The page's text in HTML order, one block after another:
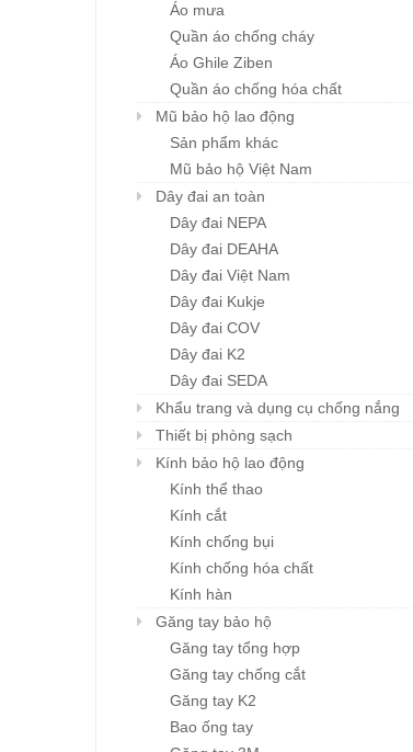
Áo mưa
Quần áo chống cháy
Áo Ghile Ziben
Quần áo chống hóa chất
Mũ bảo hộ lao động
Sản phẩm khác
Mũ bảo hộ Việt Nam
Dây đai an toàn
Dây đai NEPA
Dây đai DEAHA
Dây đai Việt Nam
Dây đai Kukje
Dây đai COV
Dây đai K2
Dây đai SEDA
Khẩu trang và dụng cụ chống nắng
Thiết bị phòng sạch
Kính bảo hộ lao động
Kính thể thao
Kính cắt
Kính chống bụi
Kính chống hóa chất
Kính hàn
Găng tay bảo hộ
Găng tay tổng hợp
Găng tay chống cắt
Găng tay K2
Bao ống tay
Chi tiết
Khẩu trang đa năng
Karnik
Giá: liên hệ